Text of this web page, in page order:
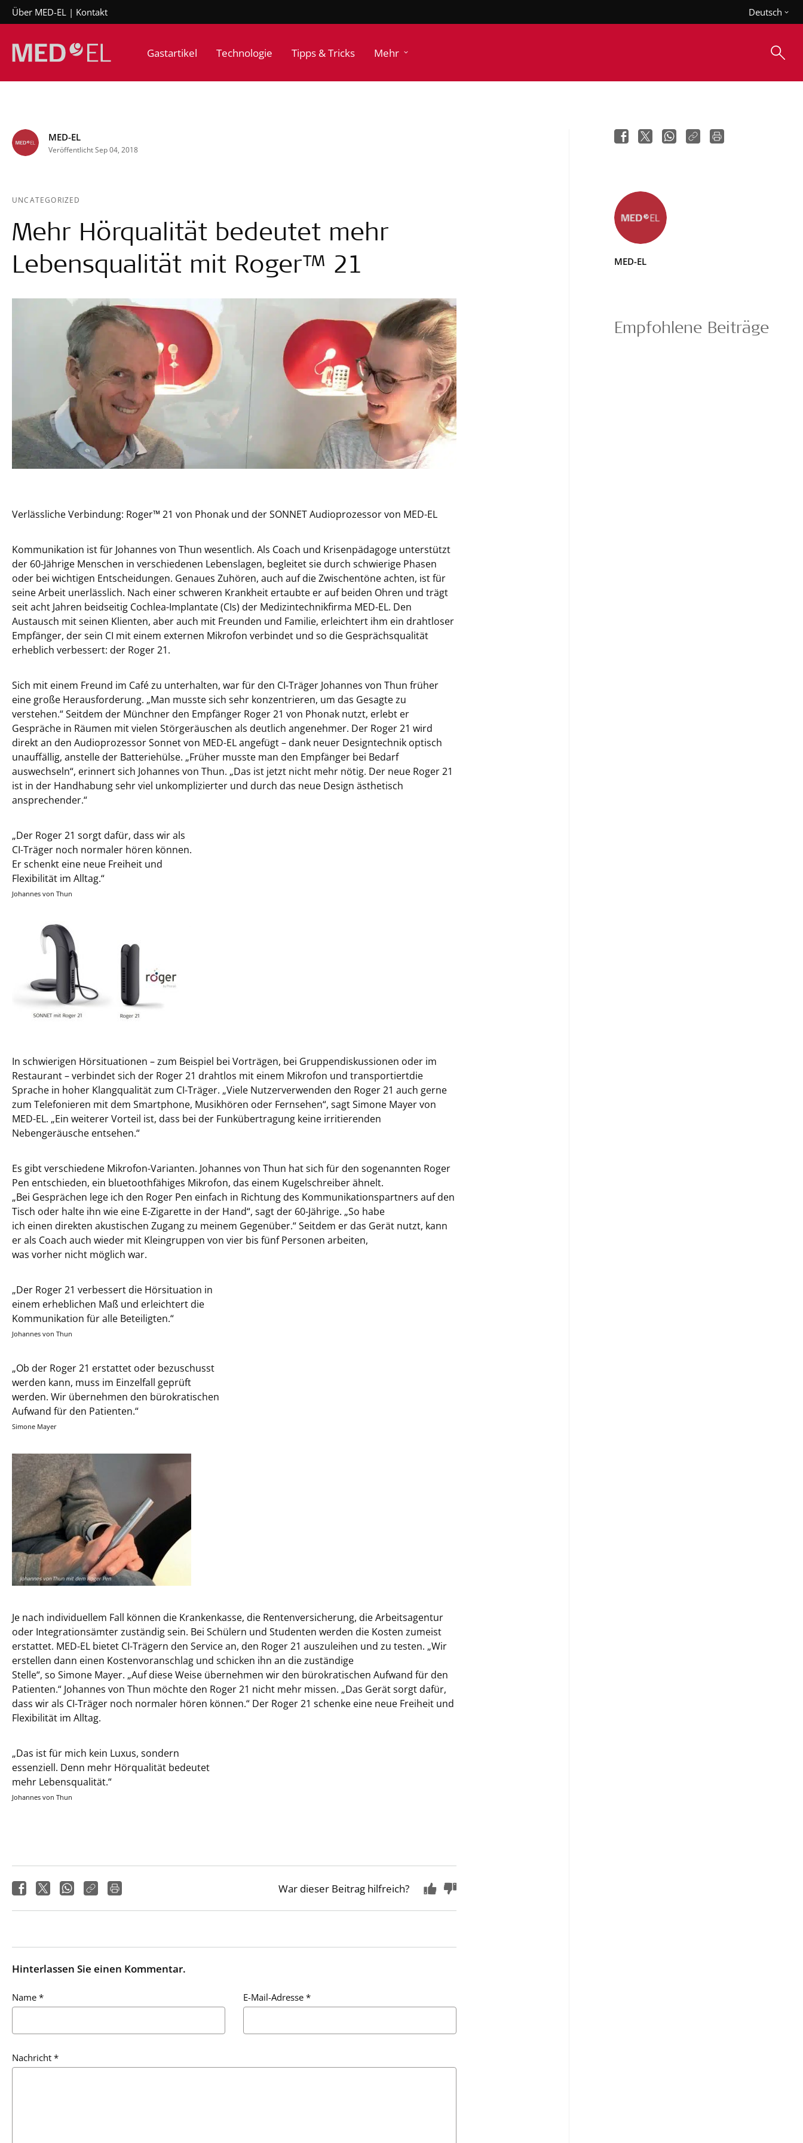
Über MED-EL Kontakt Deutsch
Gastartikel Technologie Tipps & Tricks Mehr
MED-EL
Veröffentlicht Sep 04, 2018
UNCATEGORIZED
Mehr Hörqualität bedeutet mehr
Lebensqualität mit Roger™ 21
Verlässliche Verbindung: Roger™ 21 von Phonak und der SONNET Audioprozessor von MED-EL
Kommunikation ist für Johannes von Thun wesentlich. Als Coach und Krisenpädagoge unterstützt
der 60-Jährige Menschen in verschiedenen Lebenslagen, begleitet sie durch schwierige Phasen
oder bei wichtigen Entscheidungen. Genaues Zuhören, auch auf die Zwischentöne achten, ist für
seine Arbeit unerlässlich. Nach einer schweren Krankheit ertaubte er auf beiden Ohren und trägt
seit acht Jahren beidseitig Cochlea-Implantate (CIs) der Medizintechnikfirma MED-EL. Den
Austausch mit seinen Klienten, aber auch mit Freunden und Familie, erleichtert ihm ein drahtloser
Empfänger, der sein CI mit einem externen Mikrofon verbindet und so die Gesprächsqualität
erheblich verbessert: der Roger 21.
Sich mit einem Freund im Café zu unterhalten, war für den CI-Träger Johannes von Thun früher
eine große Herausforderung. „Man musste sich sehr konzentrieren, um das Gesagte zu
verstehen.“ Seitdem der Münchner den Empfänger Roger 21 von Phonak nutzt, erlebt er
Gespräche in Räumen mit vielen Störgeräuschen als deutlich angenehmer. Der Roger 21 wird
direkt an den Audioprozessor Sonnet von MED-EL angefügt – dank neuer Designtechnik optisch
unauffällig, anstelle der Batteriehülse. „Früher musste man den Empfänger bei Bedarf
auswechseln“, erinnert sich Johannes von Thun. „Das ist jetzt nicht mehr nötig. Der neue Roger 21
ist in der Handhabung sehr viel unkomplizierter und durch das neue Design ästhetisch
ansprechender.“
„Der Roger 21 sorgt dafür, dass wir als
CI-Träger noch normaler hören können.
Er schenkt eine neue Freiheit und
Flexibilität im Alltag.“
Johannes von Thun
In schwierigen Hörsituationen – zum Beispiel bei Vorträgen, bei Gruppendiskussionen oder im
Restaurant – verbindet sich der Roger 21 drahtlos mit einem Mikrofon und transportiertdie
Sprache in hoher Klangqualität zum CI-Träger. „Viele Nutzerverwenden den Roger 21 auch gerne
zum Telefonieren mit dem Smartphone, Musikhören oder Fernsehen“, sagt Simone Mayer von
MED-EL. „Ein weiterer Vorteil ist, dass bei der Funkübertragung keine irritierenden
Nebengeräusche entsehen.“
Es gibt verschiedene Mikrofon-Varianten. Johannes von Thun hat sich für den sogenannten Roger
Pen entschieden, ein bluetoothfähiges Mikrofon, das einem Kugelschreiber ähnelt.
„Bei Gesprächen lege ich den Roger Pen einfach in Richtung des Kommunikationspartners auf den
Tisch oder halte ihn wie eine E-Zigarette in der Hand“, sagt der 60-Jährige. „So habe
ich einen direkten akustischen Zugang zu meinem Gegenüber.“ Seitdem er das Gerät nutzt, kann
er als Coach auch wieder mit Kleingruppen von vier bis fünf Personen arbeiten,
was vorher nicht möglich war.
„Der Roger 21 verbessert die Hörsituation in
einem erheblichen Maß und erleichtert die
Kommunikation für alle Beteiligten.“
Johannes von Thun
„Ob der Roger 21 erstattet oder bezuschusst
werden kann, muss im Einzelfall geprüft
werden. Wir übernehmen den bürokratischen
Aufwand für den Patienten.“
Simone Mayer
Je nach individuellem Fall können die Krankenkasse, die Rentenversicherung, die Arbeitsagentur
oder Integrationsämter zuständig sein. Bei Schülern und Studenten werden die Kosten zumeist
erstattet. MED-EL bietet CI-Trägern den Service an, den Roger 21 auszuleihen und zu testen. „Wir
erstellen dann einen Kostenvoranschlag und schicken ihn an die zuständige
Stelle“, so Simone Mayer. „Auf diese Weise übernehmen wir den bürokratischen Aufwand für den
Patienten.“ Johannes von Thun möchte den Roger 21 nicht mehr missen. „Das Gerät sorgt dafür,
dass wir als CI-Träger noch normaler hören können.“ Der Roger 21 schenke eine neue Freiheit und
Flexibilität im Alltag.
„Das ist für mich kein Luxus, sondern
essenziell. Denn mehr Hörqualität bedeutet
mehr Lebensqualität.“
Johannes von Thun
War dieser Beitrag hilfreich?
Hinterlassen Sie einen Kommentar.
Name * E-Mail-Adresse *
Nachricht *
MED-EL
Empfohlene Beiträge